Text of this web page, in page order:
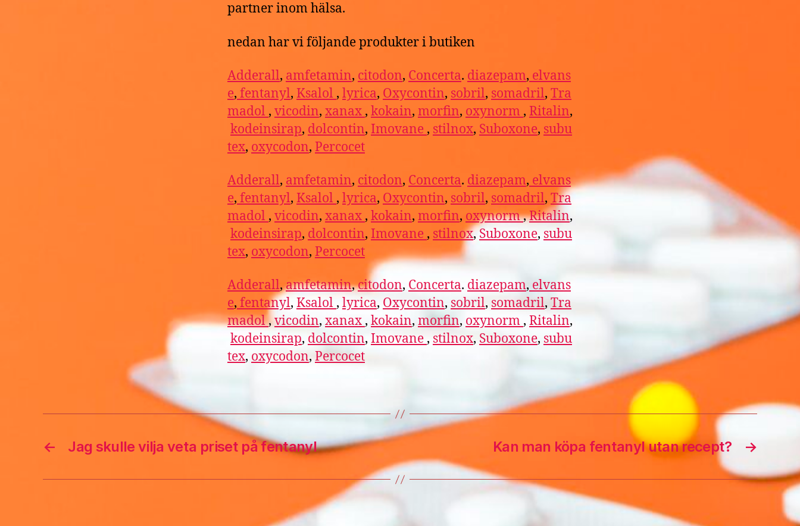
partner inom hälsa.
nedan har vi följande produkter i butiken
Adderall, amfetamin, citodon, Concerta. diazepam, elvans
e, fentanyl, Ksalol , lyrica, Oxycontin, sobril, somadril, Tra
madol , vicodin, xanax , kokain, morfin, oxynorm , Ritalin,
kodeinsirap, dolcontin, Imovane , stilnox, Suboxone, subu
tex, oxycodon, Percocet
Adderall, amfetamin, citodon, Concerta. diazepam, elvans
e, fentanyl, Ksalol , lyrica, Oxycontin, sobril, somadril, Tra
madol , vicodin, xanax , kokain, morfin, oxynorm,Ritalin,
kodeinsirap, dolcontin, Imovane , stilnox,Suboxone, subu
tex, oxycodon, Percocet
Adderall,amfetamin,citodon, Concerta. diazepam, elvans
e, fentanyl, Ksalol , lyrica, Oxycontin, sobril, somadril, Tra
madol,vicodin, xanax , kokain, morfin, oxynorm , Ritalin,
kodeinsirap, dolcontin, Imovane , stilnox, Suboxone, subu
tex, oxycodon, Percocet
← Jag skulle vilja veta priset på fentanyl →
Kan man köpa fentanyl utan recept?